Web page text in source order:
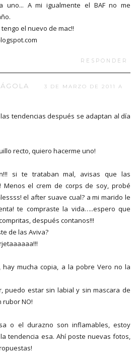
uno... A mi igualmente el BAF no me
el nuevo de mac!!
RESPONDER
3 DE MARZO DE 2011 A
tendencias después se adaptan al día
recto, quiero hacerme uno!
si te trataban mal, avisas que las
Menos el crem de corps de soy, probé
el after suave cual? a mi marido le
te compraste la vida…..espero que
después contanos!!!
de las Aviva?
hay mucha copia, a la pobre Vero no la
puedo estar sin labial y sin mascara de
rubor NO!
o el durazno son inflamables, estoy
tendencia esa. Ahí poste nuevas fotos,